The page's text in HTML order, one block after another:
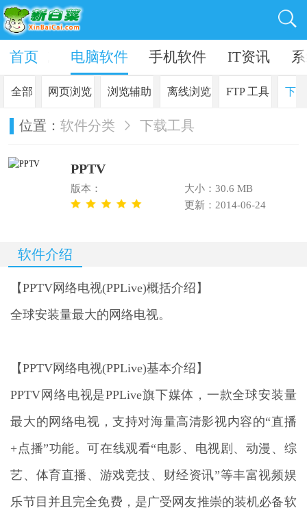
系统 电脑软件 手机软件 IT资讯
首页
全部 网页浏览 浏览辅助 离线浏览 FTP 工具 下
位置： 软件分类 下载工具
PPTV
版本：
大小：30.6 MB
更新：2014-06-24
软件介绍
【PPTV网络电视(PPLive)概括介绍】
全球安装量最大的网络电视。
【PPTV网络电视(PPLive)基本介绍】
PPTV网络电视是PPLive旗下媒体，一款全球安装量
最大的网络电视，支持对海量高清影视内容的“直播
+点播”功能。可在线观看“电影、电视剧、动漫、综
艺、体育直播、游戏竞技、财经资讯”等丰富视频娱
乐节目并且完全免费，是广受网友推崇的装机必备软